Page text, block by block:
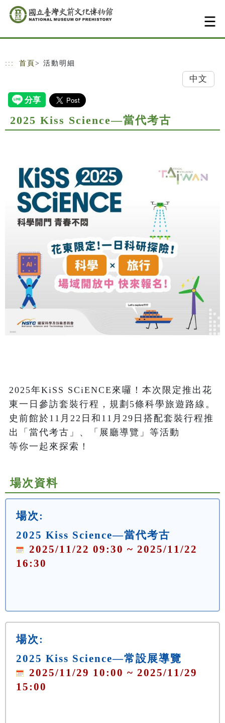
跳到主要內容
網站導覽
::: 首頁 > 活動明細
中文
2025 Kiss Science—當代考古
2025年KiSS SCiENCE來囉！本次限定推出花
東一日參訪套裝行程，規劃5條科學旅遊路線。
史前館於11月22日和11月29日搭配套裝行程推
出「當代考古」、「展廳導覽」等活動
等你一起來探索！
場次資料
場次:
2025 Kiss Science—當代考古
2025/11/22 09:30 ~ 2025/11/22
16:30
場次:
2025 Kiss Science—常設展導覽
2025/11/29 10:00 ~ 2025/11/29
15:00